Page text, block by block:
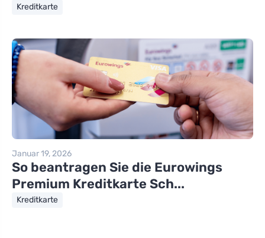
Kreditkarte
Januar 19, 2026
So beantragen Sie die Eurowings
Premium Kreditkarte Sch...
Kreditkarte